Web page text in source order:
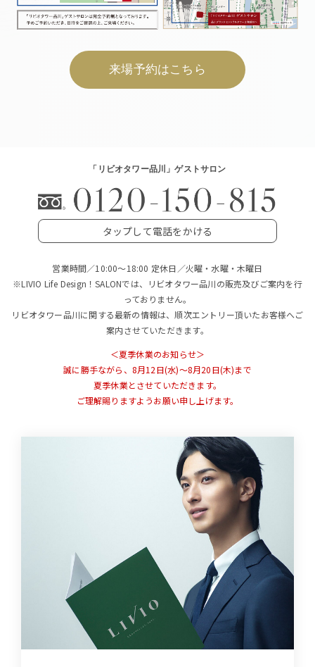
来場予約はこちら
「リビオタワー品川」ゲストサロン
タップして電話をかける
営業時間／10:00～18:00 定休日／火曜・水曜・木曜日
※LIVIO Life Design！SALONでは、リビオタワー品川の販売及びご案内を行
っておりません。
リビオタワー品川に関する最新の情報は、順次エントリー頂いたお客様へご
案内させていただきます。
＜夏季休業のお知らせ＞
誠に勝手ながら、8月12日(水)～8月20日(木)まで
夏季休業とさせていただきます。
ご理解賜りますようお願い申し上げます。